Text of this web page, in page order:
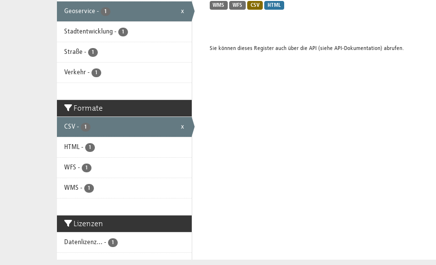
Geoservice - 1 x
Stadtentwicklung - 1
Straße - 1
Verkehr - 1
Formate
CSV - 1 x
HTML - 1
WFS - 1
WMS - 1
Lizenzen
Datenlizenz... - 1
WMS WFS CSV HTML
Sie können dieses Register auch über die API (siehe API-Dokumentation) abrufen.